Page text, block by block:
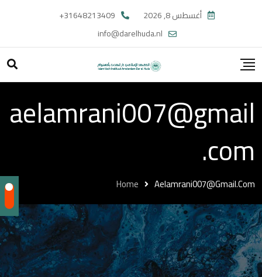
content
أغسطس 8, 2026
31648213409+
info@darelhuda.nl
aelamrani007@gmail
.com
Home Aelamrani007@gmail.com